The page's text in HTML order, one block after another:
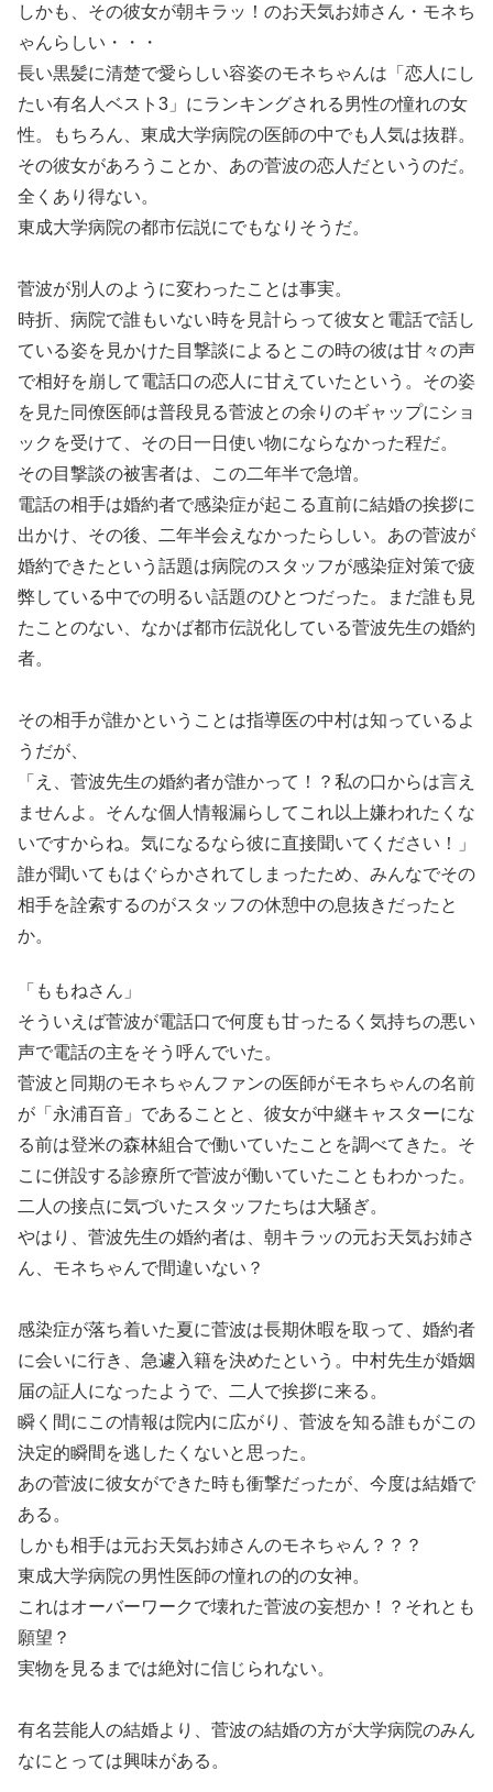
しかも、その彼女が朝キラッ！のお天気お姉さん・モネち
ゃんらしい・・・
長い黒髪に清楚で愛らしい容姿のモネちゃんは「恋人にし
たい有名人ベスト3」にランキングされる男性の憧れの女
性。もちろん、東成大学病院の医師の中でも人気は抜群。
その彼女があろうことか、あの菅波の恋人だというのだ。
全くあり得ない。
東成大学病院の都市伝説にでもなりそうだ。
菅波が別人のように変わったことは事実。
時折、病院で誰もいない時を見計らって彼女と電話で話し
ている姿を見かけた目撃談によるとこの時の彼は甘々の声
で相好を崩して電話口の恋人に甘えていたという。その姿
を見た同僚医師は普段見る菅波との余りのギャップにショ
ックを受けて、その日一日使い物にならなかった程だ。
その目撃談の被害者は、この二年半で急増。
電話の相手は婚約者で感染症が起こる直前に結婚の挨拶に
出かけ、その後、二年半会えなかったらしい。あの菅波が
婚約できたという話題は病院のスタッフが感染症対策で疲
弊している中での明るい話題のひとつだった。まだ誰も見
たことのない、なかば都市伝説化している菅波先生の婚約
者。
その相手が誰かということは指導医の中村は知っているよ
うだが、
「え、菅波先生の婚約者が誰かって！？私の口からは言え
ませんよ。そんな個人情報漏らしてこれ以上嫌われたくな
いですからね。気になるなら彼に直接聞いてください！」
誰が聞いてもはぐらかされてしまったため、みんなでその
相手を詮索するのがスタッフの休憩中の息抜きだったと
か。
「ももねさん」
そういえば菅波が電話口で何度も甘ったるく気持ちの悪い
声で電話の主をそう呼んでいた。
菅波と同期のモネちゃんファンの医師がモネちゃんの名前
が「永浦百音」であることと、彼女が中継キャスターにな
る前は登米の森林組合で働いていたことを調べてきた。そ
こに併設する診療所で菅波が働いていたこともわかった。
二人の接点に気づいたスタッフたちは大騒ぎ。
やはり、菅波先生の婚約者は、朝キラッの元お天気お姉さ
ん、モネちゃんで間違いない？
感染症が落ち着いた夏に菅波は長期休暇を取って、婚約者
に会いに行き、急遽入籍を決めたという。中村先生が婚姻
届の証人になったようで、二人で挨拶に来る。
瞬く間にこの情報は院内に広がり、菅波を知る誰もがこの
決定的瞬間を逃したくないと思った。
あの菅波に彼女ができた時も衝撃だったが、今度は結婚で
ある。
しかも相手は元お天気お姉さんのモネちゃん？？？
東成大学病院の男性医師の憧れの的の女神。
これはオーバーワークで壊れた菅波の妄想か！？それとも
願望？
実物を見るまでは絶対に信じられない。
有名芸能人の結婚より、菅波の結婚の方が大学病院のみん
なにとっては興味がある。